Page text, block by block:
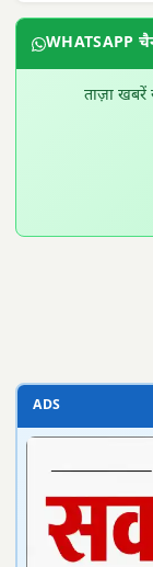
WHATSAPP
ताज़ा
ADS